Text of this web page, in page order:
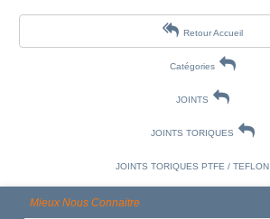
Retour Accueil
Catégories
JOINTS
JOINTS TORIQUES
JOINTS TORIQUES PTFE / TEFLON
Mieux Nous Connaitre